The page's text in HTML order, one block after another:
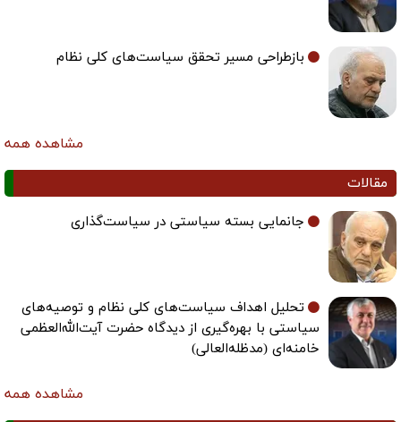
بازطراحی مسیر تحقق سیاست‌های کلی نظام
مشاهده همه
مقالات
جانمایی بسته سیاستی در سیاست‌گذاری
تحلیل اهداف سیاست‌های کلی نظام و توصیه‌های
سیاستی با بهره‌گیری از دیدگاه حضرت آیت‌الله‌العظمی
خامنه‌ای (مدظله‌العالی)
مشاهده همه